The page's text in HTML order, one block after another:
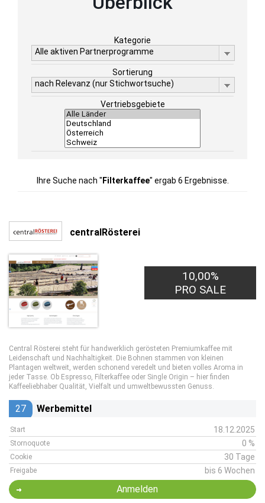
Kategorie
Alle aktiven Partnerprogramme
Sortierung
nach Relevanz (nur Stichwortsuche)
Vertriebsgebiete
Ihre Suche nach " Filterkaffee" ergab 6 Ergebnisse.
centralRösterei
10,00%
PRO SALE
Central Rösterei steht für handwerklich gerösteten Premiumkaffee mit
Leidenschaft und Nachhaltigkeit. Die Bohnen stammen von kleinen
Plantagen weltweit, werden schonend veredelt und bieten volles Aroma in
jeder Tasse. Ob Espresso, Filterkaffee oder Single Origin – hier finden
Kaffeeliebhaber Qualität, Vielfalt und umweltbewussten Genuss.
27 Werbemittel
Start 18.12.2025
Stornoquote 0 %
Cookie 30 Tage
Freigabe bis 6 Wochen
Anmelden